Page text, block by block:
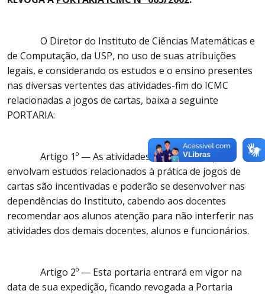
O Diretor do Instituto de Ciências Matemáticas e
de Computação, da USP, no uso de suas atribuições
legais, e considerando os estudos e o ensino presentes
nas diversas vertentes das atividades-fim do ICMC
relacionadas a jogos de cartas, baixa a seguinte
PORTARIA:
Artigo 1º — As atividades-fim do ICMC que
envolvam estudos relacionados à prática de jogos de
cartas são incentivadas e poderão se desenvolver nas
dependências do Instituto, cabendo aos docentes
recomendar aos alunos atenção para não interferir nas
atividades dos demais docentes, alunos e funcionários.
Artigo 2º — Esta portaria entrará em vigor na
data de sua expedição, ficando revogada a Portaria